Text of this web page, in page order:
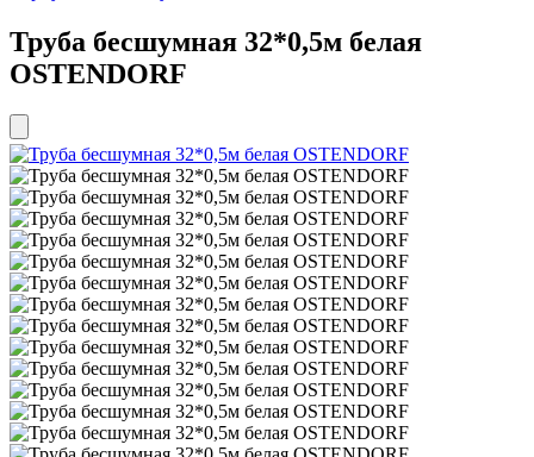
Труба бесшумная 32*0,5м белая
OSTENDORF